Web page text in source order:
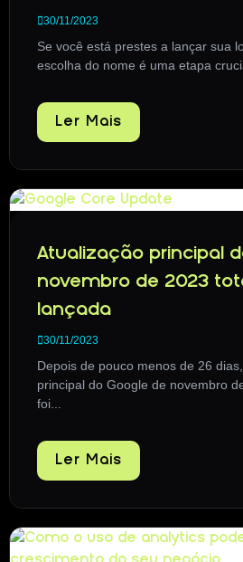
30/11/2023
Se você está prestes a lançar sua
escolha do nome é uma etapa
Ler Mais
Atualização principal
novembro de 2023
lançada
30/11/2023
Depois de pouco menos de 26
principal do Google de novembro
foi...
Ler Mais